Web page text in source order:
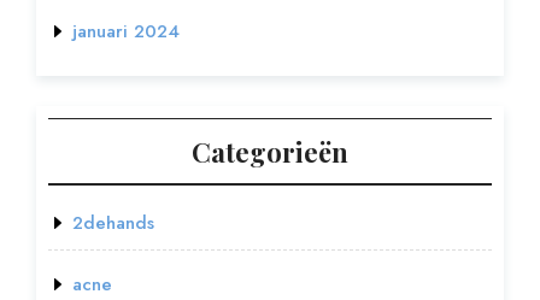
januari 2024
Categorieën
2dehands
acne